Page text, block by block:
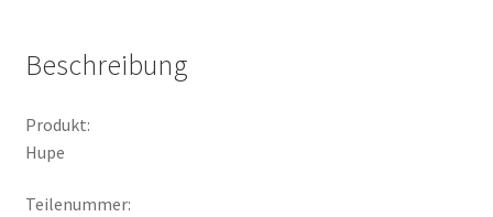
Beschreibung
Produkt:
Hupe
Teilenummer: